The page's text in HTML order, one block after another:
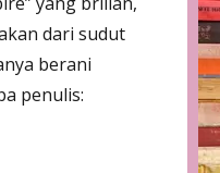
dari sudut
berani
penulis: